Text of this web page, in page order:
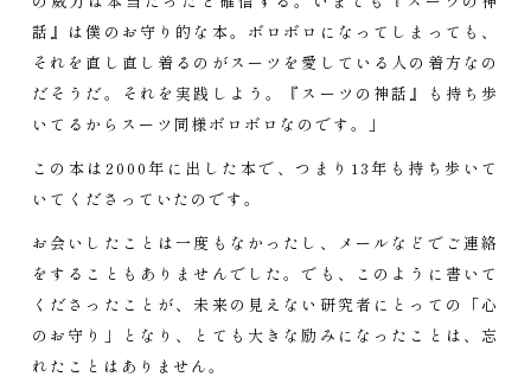
話』は僕のお守り的な本。ボロボロになってしまっても、
それを直し直し着るのがスーツを愛している人の着方なの
だそうだ。それを実践しよう。『スーツの神話』も持ち歩
いてるからスーツ同様ボロボロなのです。」
この本は2000年に出した本で、つまり13年も持ち歩いて
いてくださっていたのです。
お会いしたことは一度もなかったし、メールなどでご連絡
をすることもありませんでした。でも、このように書いて
くださったことが、未来の見えない研究者にとっての「心
のお守り」となり、とても大きな励みになったことは、忘
れたことはありません。